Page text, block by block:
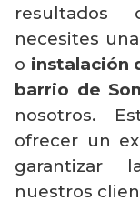
resultados
necesites una
o instalación
barrio de
nosotros.
ofrecer un
garantizar
nuestros